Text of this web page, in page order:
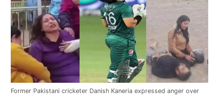
Former Pakistani cricketer Danish Kaneria expressed anger over